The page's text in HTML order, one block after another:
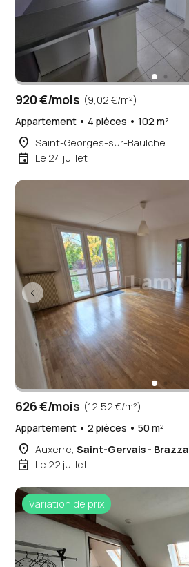
920 €/mois (9,02 €/m²)
Appartement • 4 pièces • 102 m²
place Saint-Georges-sur-Baulche
event Le 24 juillet
626 €/mois (12,52 €/m²)
Appartement • 2 pièces • 50 m²
place Auxerre,Saint-Gervais - Brazza
event Le 22 juillet
Variation de prix